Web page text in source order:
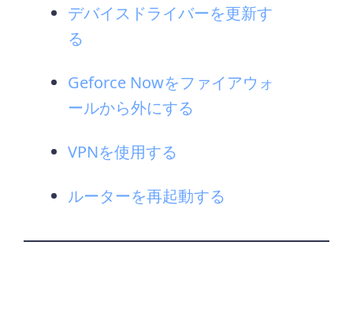
デバイスドライバーを更新す
る
Geforce Nowをファイアウォ
ールから外にする
VPNを使用する
ルーターを再起動する